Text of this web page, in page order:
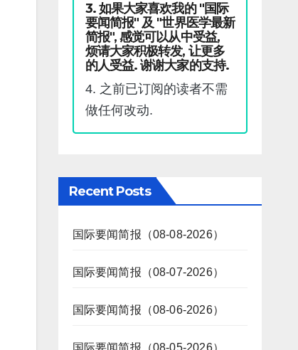
3. 如果大家喜欢我的 "国际
要闻简报" 及 "世界医学最新
简报", 感觉可以从中受益,
烦请大家积极转发, 让更多
的人受益. 谢谢大家的支持.
4. 之前已订阅的读者不需
做任何改动.
Recent Posts
国际要闻简报（08-08-2026）
国际要闻简报（08-07-2026）
国际要闻简报（08-06-2026）